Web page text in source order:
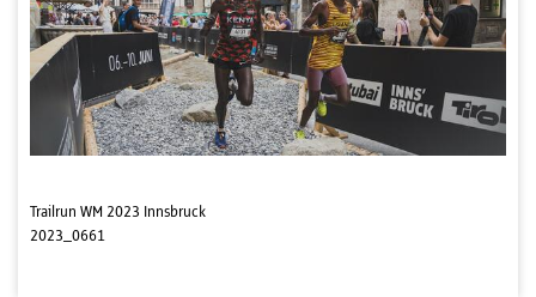
Trailrun WM 2023 Innsbruck
2023_0661